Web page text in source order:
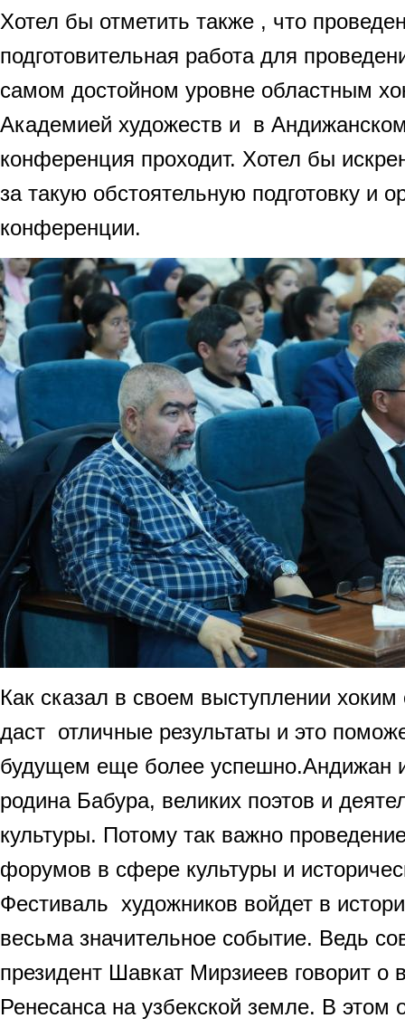
Хотел бы отметить также , что
подготовительная работа для
самом достойном уровне областным
Академией художеств и в Андижанском
конференция проходит. Хотел бы
за такую обстоятельную подготовку и
конференции.
Как сказал в своем выступлении
даст отличные результаты и это
будущем еще более успешно.Андижан
родина Бабура, великих поэтов и
культуры. Потому так важно
форумов в сфере культуры и
Фестиваль художников войдет в
весьма значительное событие. Ведь
президент Шавкат Мирзиеев говорит о
Ренесанса на узбекской земле. В этом